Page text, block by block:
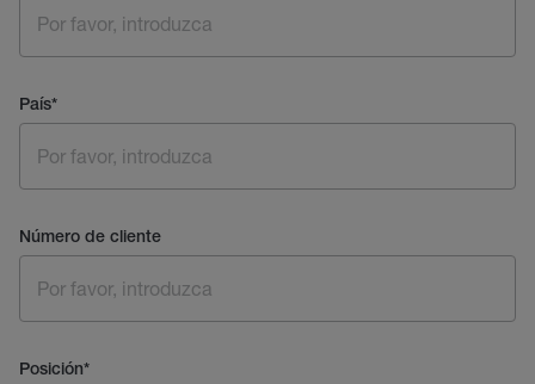
País*
Número de cliente
Posición*